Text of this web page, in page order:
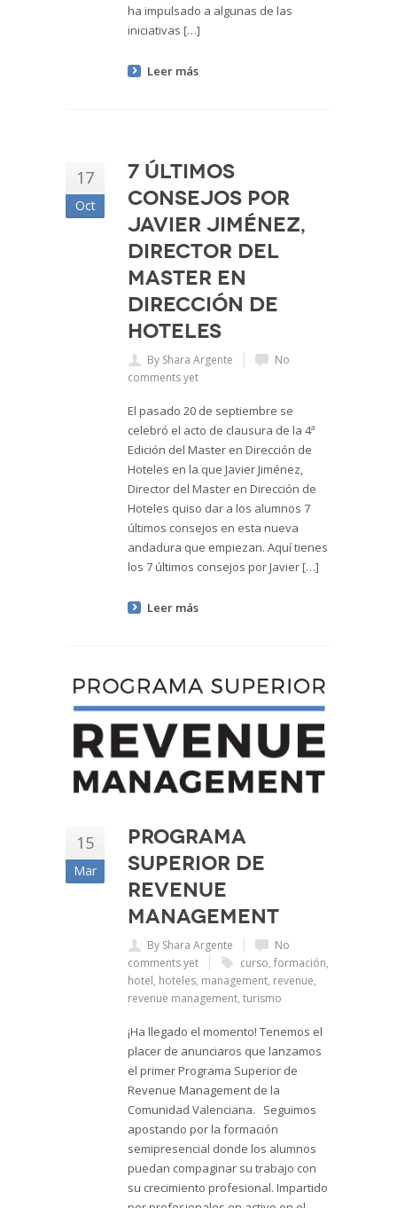
ha impulsado a algunas de las
iniciativas […]
Leer más
17
Oct
7 últimos
consejos por
Javier Jiménez,
Director del
Master en
Dirección de
Hoteles
By Shara Argente
No
comments yet
El pasado 20 de septiembre se
celebró el acto de clausura de la 4ª
Edición del Master en Dirección de
Hoteles en la que Javier Jiménez,
Director del Master en Dirección de
Hoteles quiso dar a los alumnos 7
últimos consejos en esta nueva
andadura que empiezan. Aquí tienes
los 7 últimos consejos por Javier […]
Leer más
15
Mar
Programa
Superior de
Revenue
Management
By Shara Argente
No
comments yet
curso, formación,
hotel, hoteles, management, revenue,
revenue management, turismo
¡Ha llegado el momento! Tenemos el
placer de anunciaros que lanzamos
el primer Programa Superior de
Revenue Management de la
Comunidad Valenciana. Seguimos
apostando por la formación
semipresencial donde los alumnos
puedan compaginar su trabajo con
su crecimiento profesional. Impartido